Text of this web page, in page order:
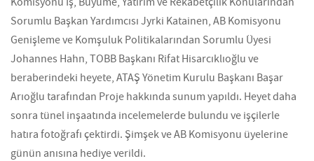
Sorumlu Başkan Yardımcısı Jyrki Katainen, AB Komisyonu
Genişleme ve Komşuluk Politikalarından Sorumlu Üyesi
Johannes Hahn, TOBB Başkanı Rifat Hisarcıklıoğlu ve
beraberindeki heyete, ATAŞ Yönetim Kurulu Başkanı Başar
Arıoğlu tarafından Proje hakkında sunum yapıldı. Heyet daha
sonra tünel inşaatında incelemelerde bulundu ve işçilerle
hatıra fotoğrafı çektirdi. Şimşek ve AB Komisyonu üyelerine
günün anısına hediye verildi.